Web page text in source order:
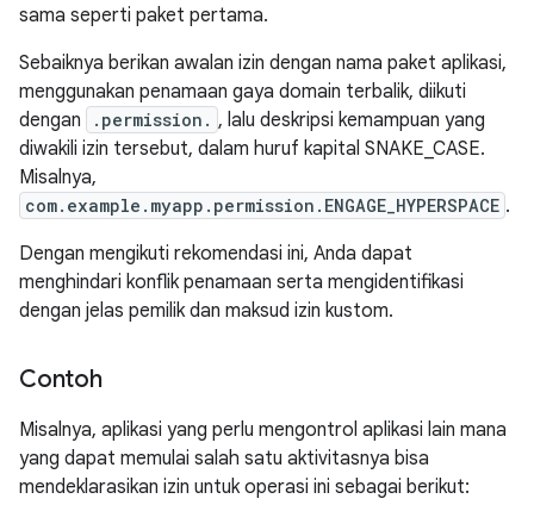
sama seperti paket pertama.
Sebaiknya berikan awalan izin dengan nama paket aplikasi,
menggunakan penamaan gaya domain terbalik, diikuti
dengan
.permission. , lalu deskripsi kemampuan yang
diwakili izin tersebut, dalam huruf kapital SNAKE_CASE.
Misalnya,
com.example.myapp.permission.ENGAGE_HYPERSPACE .
Dengan mengikuti rekomendasi ini, Anda dapat
menghindari konflik penamaan serta mengidentifikasi
dengan jelas pemilik dan maksud izin kustom.
Contoh
Misalnya, aplikasi yang perlu mengontrol aplikasi lain mana
yang dapat memulai salah satu aktivitasnya bisa
mendeklarasikan izin untuk operasi ini sebagai berikut: